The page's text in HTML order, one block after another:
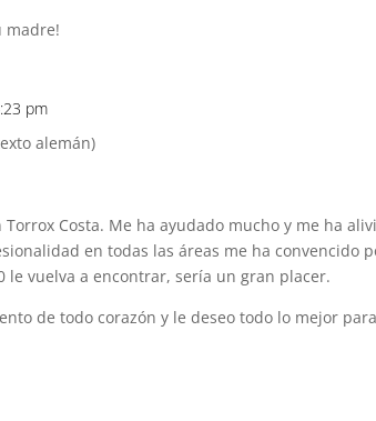
madre!
pm
alemán)
Costa. Me ha ayudado mucho y me ha
en todas las áreas me ha convencido
le vuelva a encontrar, sería un gran placer.
de todo corazón y le deseo todo lo mejor